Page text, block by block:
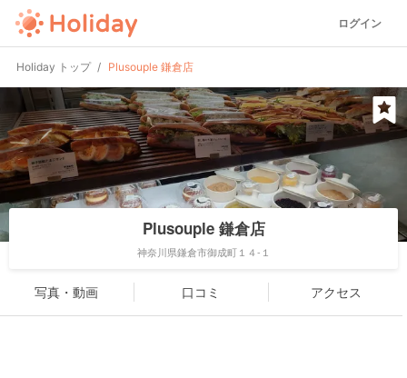
ログイン
Holiday トップ Plusouple 鎌倉店
Plusouple 鎌倉店
神奈川県鎌倉市御成町１４-１
写真・動画 口コミ アクセス